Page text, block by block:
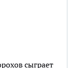
сыграет